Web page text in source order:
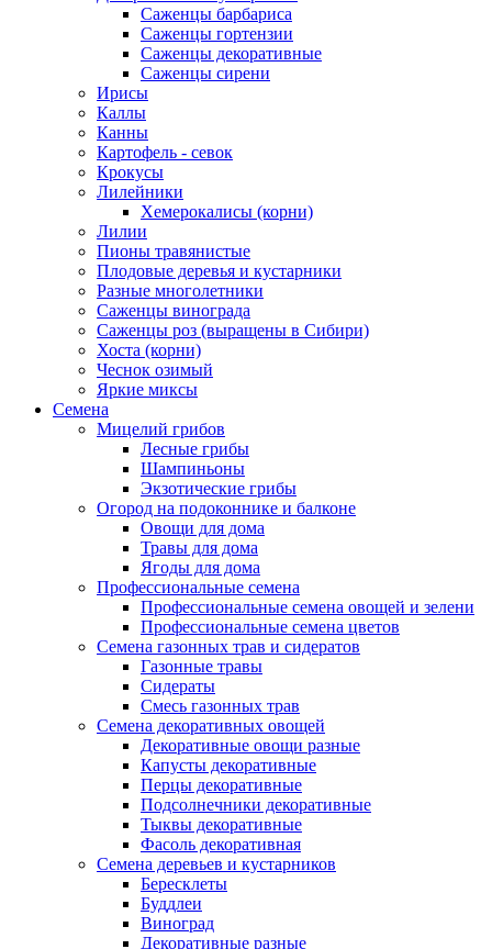
Саженцы барбариса
Саженцы гортензии
Саженцы декоративные
Саженцы сирени
Ирисы
Каллы
Канны
Картофель - севок
Крокусы
Лилейники
Хемерокалисы (корни)
Лилии
Пионы травянистые
Плодовые деревья и кустарники
Разные многолетники
Саженцы винограда
Саженцы роз (выращены в Сибири)
Хоста (корни)
Чеснок озимый
Яркие миксы
Семена
Мицелий грибов
Лесные грибы
Шампиньоны
Экзотические грибы
Огород на подоконнике и балконе
Овощи для дома
Травы для дома
Ягоды для дома
Профессиональные семена
Профессиональные семена овощей и зелени
Профессиональные семена цветов
Семена газонных трав и сидератов
Газонные травы
Сидераты
Смесь газонных трав
Семена декоративных овощей
Декоративные овощи разные
Капусты декоративные
Перцы декоративные
Подсолнечники декоративные
Тыквы декоративные
Фасоль декоративная
Семена деревьев и кустарников
Бересклеты
Буддлеи
Виноград
Декоративные разные